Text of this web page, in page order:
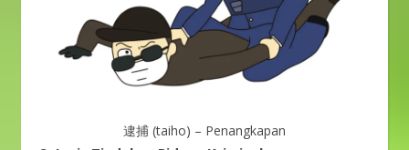
逮捕 (taiho) – Penangkapan